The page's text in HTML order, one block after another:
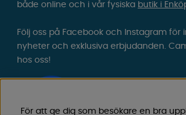
både online och i vår fysiska butik i
Följ oss på Facebook och Instagram för
nyheter och exklusiva erbjudanden.
hos oss!
För att ge dig som besökare en bra